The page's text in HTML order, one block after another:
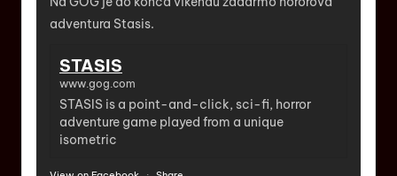
adventura Stasis.
STASIS
www.gog.com
STASIS is a point-and-click, sci-fi, horror
adventure game played from a unique
isometric